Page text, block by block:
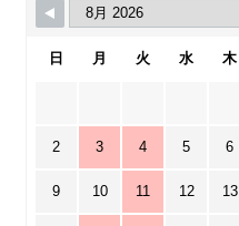
日 月 火 水 木
2 3 4 5 6
9 10 11 12 13